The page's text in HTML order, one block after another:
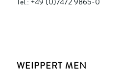
WEIPPERT MEN